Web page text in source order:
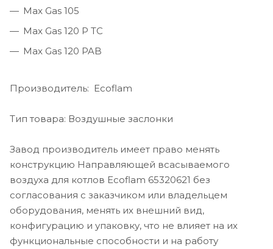
Max Gas 105
Max Gas 120 P TC
Max Gas 120 PAB
Производитель: Ecoflam
Тип товара: Воздушные заслонки
Завод производитель имеет право менять
конструкцию Направляющей всасываемого
воздуха для котлов Ecoflam 65320621 без
согласования с заказчиком или владельцем
оборудования, менять их внешний вид,
конфигурацию и упаковку, что не влияет на их
функциональные способности и на работу